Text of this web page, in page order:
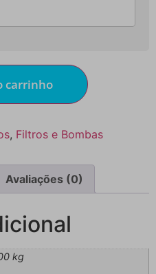
carrinho
, Filtros e Bombas
Avaliações (0)
kg